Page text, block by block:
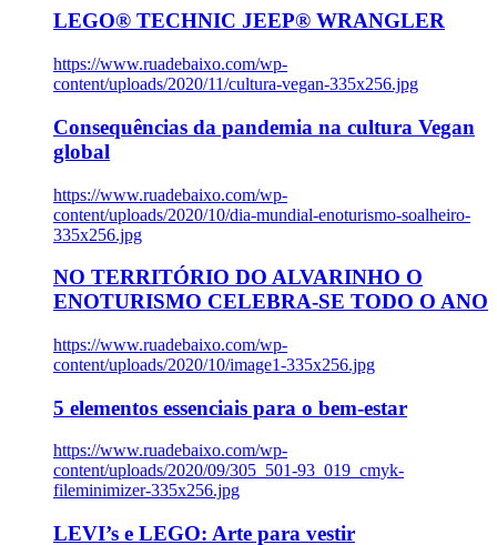
LEGO® TECHNIC JEEP® WRANGLER
https://www.ruadebaixo.com/wp-
content/uploads/2020/11/cultura-vegan-335x256.jpg
Consequências da pandemia na cultura Vegan
global
https://www.ruadebaixo.com/wp-
content/uploads/2020/10/dia-mundial-enoturismo-soalheiro-
335x256.jpg
NO TERRITÓRIO DO ALVARINHO O
ENOTURISMO CELEBRA-SE TODO O ANO
https://www.ruadebaixo.com/wp-
content/uploads/2020/10/image1-335x256.jpg
5 elementos essenciais para o bem-estar
https://www.ruadebaixo.com/wp-
content/uploads/2020/09/305_501-93_019_cmyk-
fileminimizer-335x256.jpg
LEVI’s e LEGO: Arte para vestir